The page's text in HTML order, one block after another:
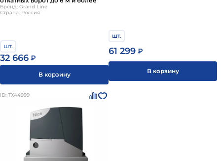
Бренд: Grand Line
Страна: Россия
шт.
32 666 ₽
В корзину
шт.
61 299 ₽
В корзину
ID: ТХ44999